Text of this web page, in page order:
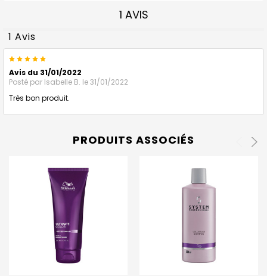
1 AVIS
1 Avis
5
Avis du 31/01/2022
Posté par Isabelle B. le 31/01/2022
Très bon produit.
PRODUITS ASSOCIÉS